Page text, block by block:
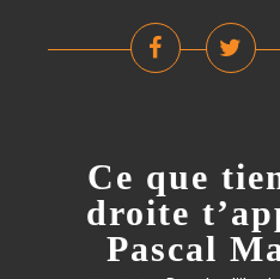
Ce que
droite
Pascal